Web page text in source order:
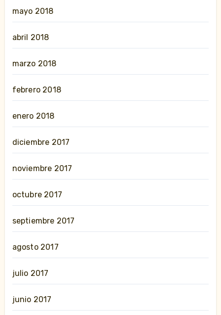
mayo 2018
abril 2018
marzo 2018
febrero 2018
enero 2018
diciembre 2017
noviembre 2017
octubre 2017
septiembre 2017
agosto 2017
julio 2017
junio 2017